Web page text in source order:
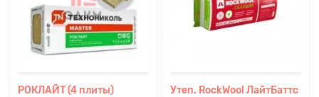
РОКЛАЙТ (4 плиты)
Утеп. RockWool ЛайтБаттс
файл